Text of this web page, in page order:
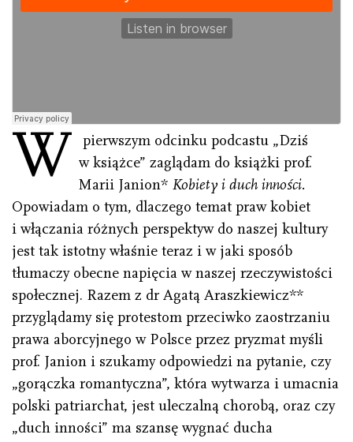
W
pierwszym odcinku podcastu „Dziś
w książce” zaglądam do książki prof.
Marii Janion* Kobiety i duch inności.
Opowiadam o tym, dlaczego temat praw kobiet
i włączania różnych perspektyw do naszej kultury
jest tak istotny właśnie teraz i w jaki sposób
tłumaczy obecne napięcia w naszej rzeczywistości
społecznej. Razem z dr Agatą Araszkiewicz**
przyglądamy się protestom przeciwko zaostrzaniu
prawa aborcyjnego w Polsce przez pryzmat myśli
prof. Janion i szukamy odpowiedzi na pytanie, czy
„gorączka romantyczna”, która wytwarza i umacnia
polski patriarchat, jest uleczalną chorobą, oraz czy
„duch inności” ma szansę wygnać ducha